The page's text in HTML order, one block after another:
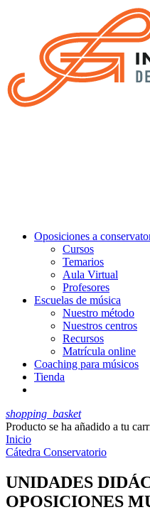
Oposiciones a
Cursos
Temarios
Aula Virtual
Profesores
Escuelas de música
Nuestro método
Nuestros centros
Recursos
Matrícula online
Coaching para músicos
Tienda
shopping_basket
Producto se ha añadido a tu
Inicio
Cátedra Conservatorio
UNIDADES
OPOSICIONES